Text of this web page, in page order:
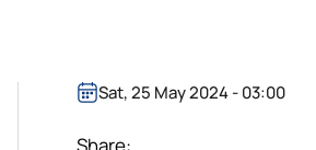
Sat, 25 May 2024 - 03:00